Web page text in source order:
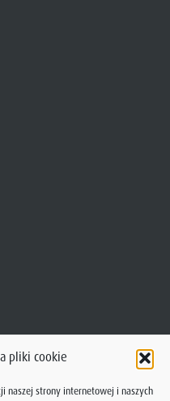
pliki cookie
naszej strony internetowej i naszych